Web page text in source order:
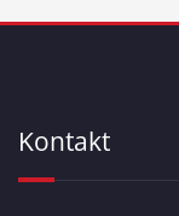
Kontakt